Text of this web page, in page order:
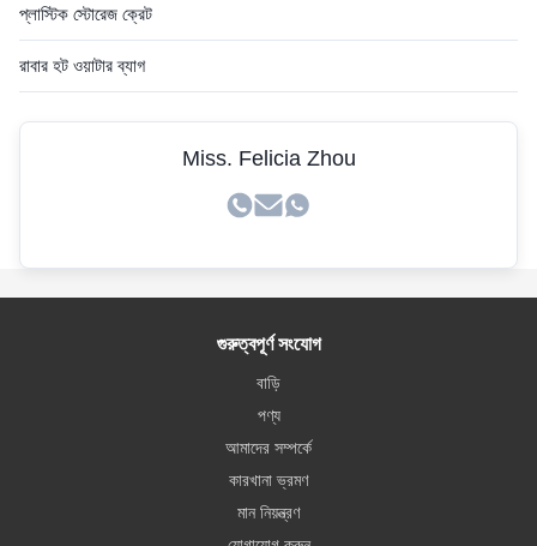
প্লাস্টিক স্টোরেজ ক্রেট
রাবার হট ওয়াটার ব্যাগ
Miss. Felicia Zhou
গুরুত্বপূর্ণ সংযোগ
বাড়ি
পণ্য
আমাদের সম্পর্কে
কারখানা ভ্রমণ
মান নিয়ন্ত্রণ